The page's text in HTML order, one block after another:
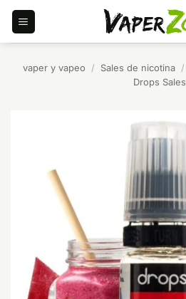
Saltar
contenido
vaper y vapeo / Sales de nicotina /
Drops Sales